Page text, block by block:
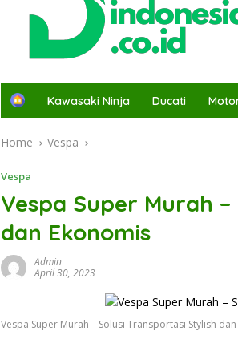
H
e
Kawasaki Ninja Ducati
Home Vespa
Vespa
Vespa Super Murah
dan Ekonomis
Admin
April 30, 2023
Vespa Super Murah – Solusi Transportasi Stylish